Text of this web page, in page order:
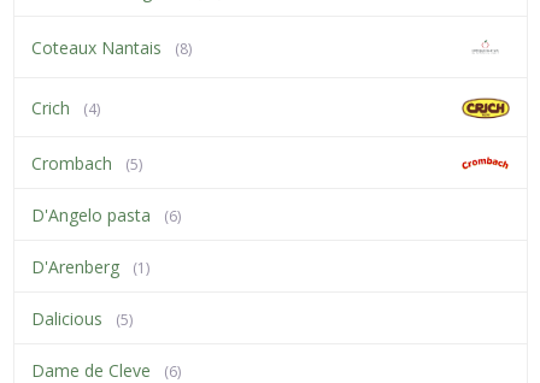
Coteaux Nantais (8)
Crich (4)
Crombach (5)
D'Angelo pasta (6)
D'Arenberg (1)
Dalicious (5)
Dame de Cleve (6)